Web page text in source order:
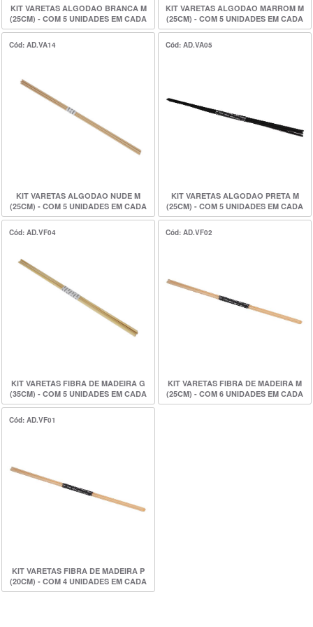
KIT VARETAS ALGODAO BRANCA M
(25CM) - COM 5 UNIDADES EM CADA
KIT
KIT VARETAS ALGODAO MARROM M
(25CM) - COM 5 UNIDADES EM CADA
KIT
Cód: AD.VA14
KIT VARETAS ALGODAO NUDE M
(25CM) - COM 5 UNIDADES EM CADA
KIT
Cód: AD.VA05
KIT VARETAS ALGODAO PRETA M
(25CM) - COM 5 UNIDADES EM CADA
KIT
Cód: AD.VF04
KIT VARETAS FIBRA DE MADEIRA G
(35CM) - COM 5 UNIDADES EM CADA
KIT
Cód: AD.VF02
KIT VARETAS FIBRA DE MADEIRA M
(25CM) - COM 6 UNIDADES EM CADA
KIT
Cód: AD.VF01
KIT VARETAS FIBRA DE MADEIRA P
(20CM) - COM 4 UNIDADES EM CADA
KIT